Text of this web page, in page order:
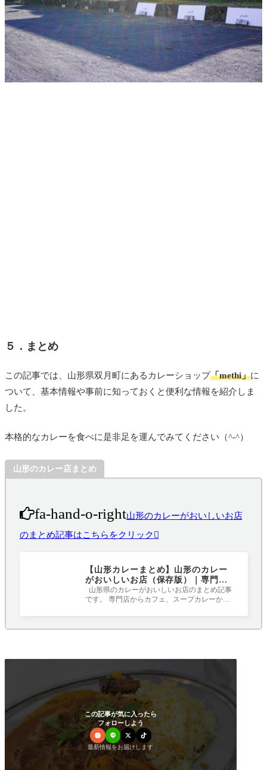
５．まとめ
この記事では、山形県双月町にあるカレーショップ「methi」に
ついて、基本情報や事前に知っておくと便利な情報を紹介しま
した。
本格的なカレーを食べに是非足を運んでみてください（^-^）
山形のカレー店まとめ
fa-hand-o-right山形のカレーがおいしいお店
のまとめ記事はこちらをクリック
【山形カレーまとめ】山形のカレー
がおいしいお店（保存版）｜専門
店、カフェ、定食屋、レストラン
山形県のカレーがおいしいお店のまとめ記事
です。 専門店からカフェ、スープカレーから
この記事が気に入ったら
フォローしよう
最新情報をお届けします